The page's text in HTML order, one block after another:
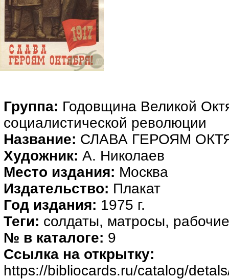
Группа: Годовщина Великой
социалистической революции
Название: СЛАВА ГЕРОЯМ
Художник: А. Николаев
Место издания: Москва
Издательство: Плакат
Год издания: 1975 г.
Теги: солдаты, матросы, рабочие
№ в каталоге: 9
Ссылка на открытку:
https://bibliocards.ru/catalog/